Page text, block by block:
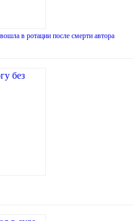
в ротации после смерти автора